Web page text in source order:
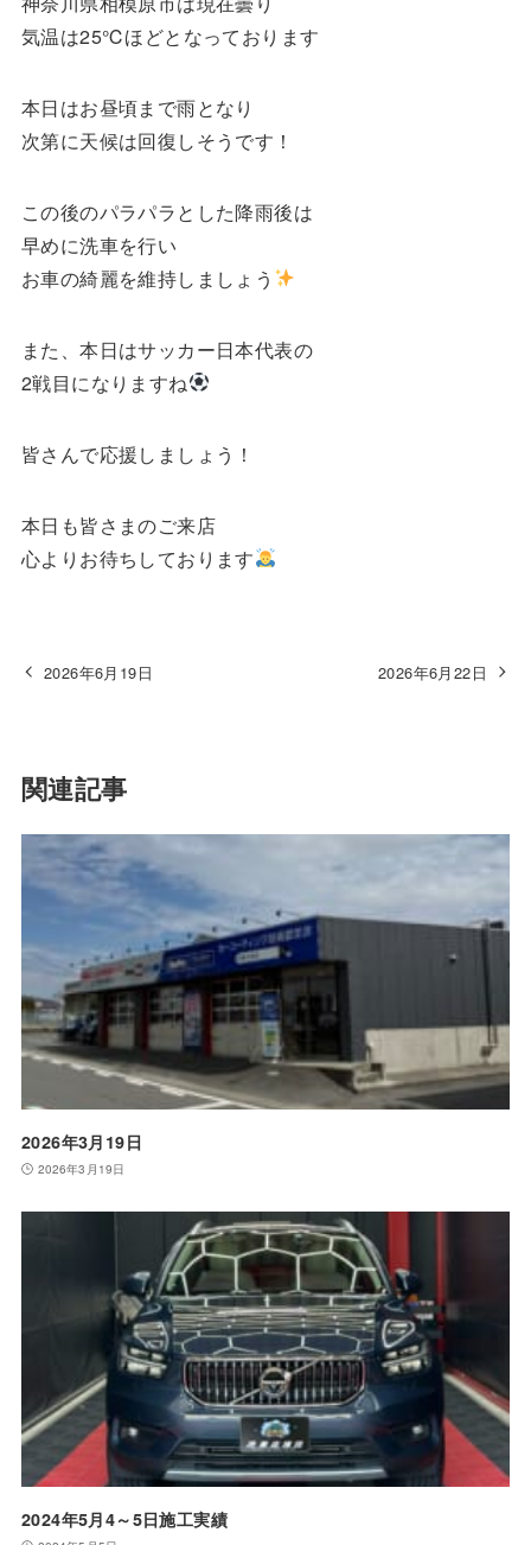
気温は25℃ほどとなっております
本日はお昼頃まで雨となり
次第に天候は回復しそうです！
この後のパラパラとした降雨後は
早めに洗車を行い
お車の綺麗を維持しましょう
また、本日はサッカー日本代表の
2戦目になりますね
皆さんで応援しましょう！
本日も皆さまのご来店
心よりお待ちしております
2026年6月19日 2026年6月22日
関連記事
2026年3月19日
2026年3月19日
2024年5月4～5日施工実績